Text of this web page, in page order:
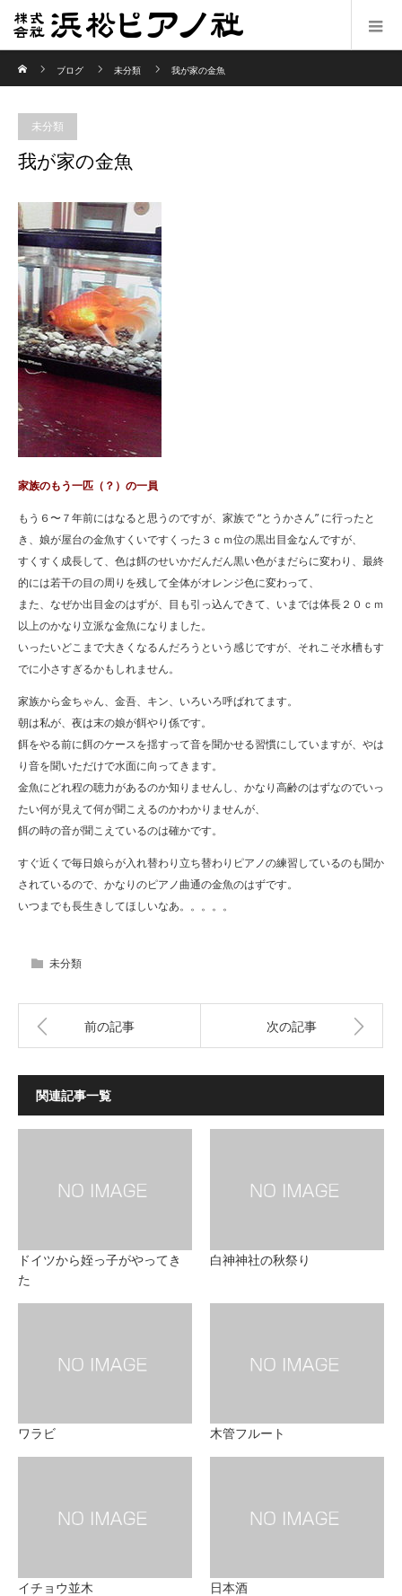
ブログ
未分類 我が家の金魚
未分類
我が家の金魚
家族のもう一匹（？）の一員
もう６〜７年前にはなると思うのですが、家族で “とうかさん” に行ったと
き、娘が屋台の金魚すくいですくった３ｃｍ位の黒出目金なんですが、
すくすく成長して、色は餌のせいかだんだん黒い色がまだらに変わり、最終
的には若干の目の周りを残して全体がオレンジ色に変わって、
また、なぜか出目金のはずが、目も引っ込んできて、いまでは体長２０ｃｍ
以上のかなり立派な金魚になりました。
いったいどこまで大きくなるんだろうという感じですが、それこそ水槽もす
でに小さすぎるかもしれません。
家族から金ちゃん、金吾、キン、いろいろ呼ばれてます。
朝は私が、夜は末の娘が餌やり係です。
餌をやる前に餌のケースを揺すって音を聞かせる習慣にしていますが、やは
り音を聞いただけで水面に向ってきます。
金魚にどれ程の聴力があるのか知りませんし、かなり高齢のはずなのでいっ
たい何が見えて何が聞こえるのかわかりませんが、
餌の時の音が聞こえているのは確かです。
すぐ近くで毎日娘らが入れ替わり立ち替わりピアノの練習しているのも聞か
されているので、かなりのピアノ曲通の金魚のはずです。
いつまでも長生きしてほしいなあ。。。。。
未分類
前の記事 次の記事
関連記事一覧
ドイツから姪っ子がやってき
た
白神神社の秋祭り
ワラビ 木管フルート
イチョウ並木 日本酒